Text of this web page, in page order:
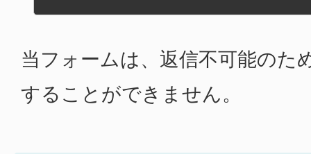
当フォームは、返信不可能のた
することができません。